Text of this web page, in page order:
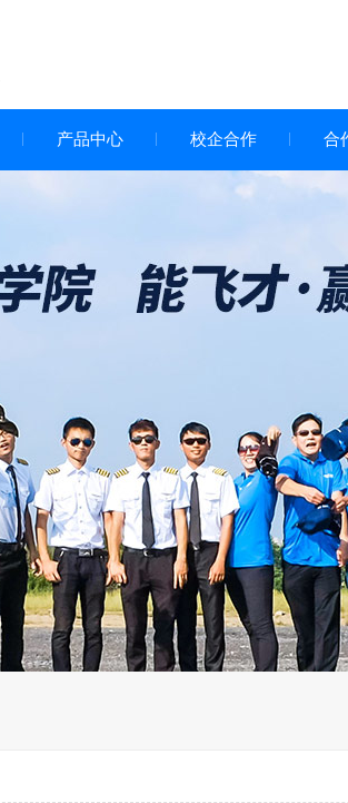
产品中心
无人机vr虚拟仿真实训区
无人机基础飞行模拟仿真教学
实训系统
无人机组调维检
多旋翼无人机组装专用配件套
装
垂直起降固定翼装调实训教学
无人机套装
校企合作 合